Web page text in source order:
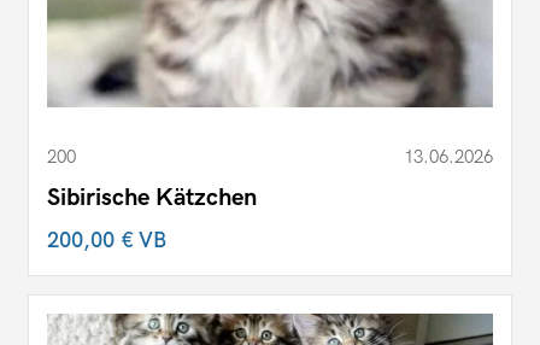
200 13.06.2026
Sibirische Kätzchen
200,00 €VB